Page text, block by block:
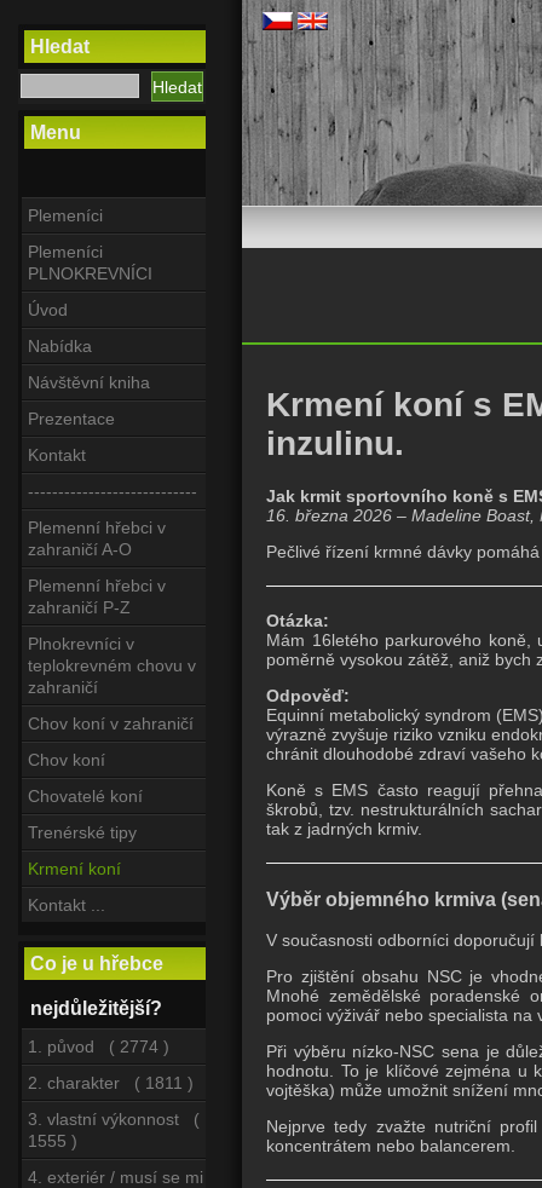
Hledat
Menu
Plemeníci
Plemeníci
PLNOKREVNÍCI
Úvod
Nabídka
Návštěvní kniha
Prezentace
Kontakt
----------------------------
Plemenní hřebci v
zahraničí A-O
Plemenní hřebci v
zahraničí P-Z
Plnokrevníci v
teplokrevném chovu v
zahraničí
Chov koní v zahraničí
Chov koní
Chovatelé koní
Trenérské tipy
Krmení koní
Kontakt ...
Co je u hřebce
nejdůležitější?
1. původ ( 2774 )
2. charakter ( 1811 )
3. vlastní výkonnost (
1555 )
4. exteriér / musí se mi
Krmení koní s
inzulinu.
Jak krmit sportovního koně s
16. března 2026 – Madeline Boast,
Pečlivé řízení krmné dávky
Otázka:
Mám 16letého parkurového
poměrně vysokou zátěž, aniž bych
Odpověď:
Equinní metabolický syndrom
výrazně zvyšuje riziko vzniku
chránit dlouhodobé zdraví vašeho
Koně s EMS často reagují
škrobů, tzv. nestrukturálních
tak z jadrných krmiv.
Výběr objemného krmiva
V současnosti odborníci
Pro zjištění obsahu NSC je
Mnohé zemědělské poradenské
pomoci výživář nebo specialista na
Při výběru nízko-NSC sena je
hodnotu. To je klíčové zejména u
vojtěška) může umožnit snížení
Nejprve tedy zvažte nutriční
koncentrátem nebo balancerem.